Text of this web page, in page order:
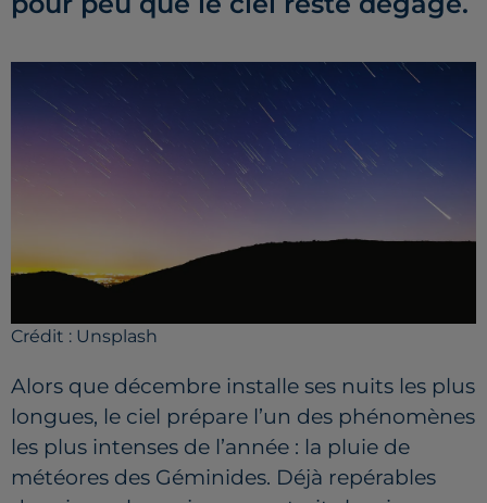
Crédit : Unsplash
Alors que décembre installe ses nuits les plus
longues, le ciel prépare l’un des phénomènes
les plus intenses de l’année : la pluie de
météores des Géminides. Déjà repérables